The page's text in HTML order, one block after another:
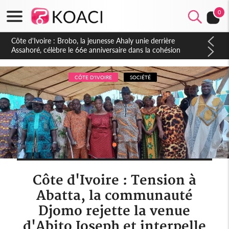
0
Côte d'Ivoire : Brobo, la jeunesse Ahaly unie derrière
Assahoré, célèbre le 66e anniversaire dans la cohésion
CÔTE D'IVOIRE SOCIÉTÉ
Côte d'Ivoire : Tension à
Abatta, la communauté
Djomo rejette la venue